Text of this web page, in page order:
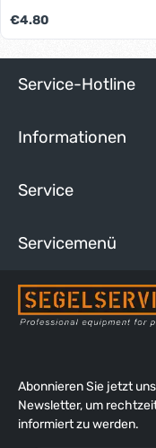
Pinne, sodass der Clip
montiert werden kann.
Nylonmaterial.
Regulärer Preis:
€4.80
Service-Hotline
Informationen
Service
Servicemenü
Abonnieren Sie jetzt
Newsletter, um
informiert zu werden.